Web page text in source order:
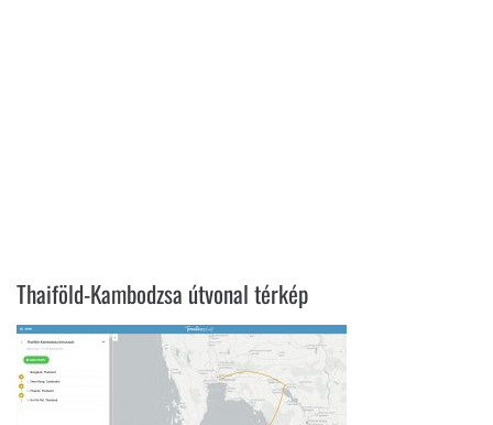
Thaiföld-Kambodzsa útvonal térkép